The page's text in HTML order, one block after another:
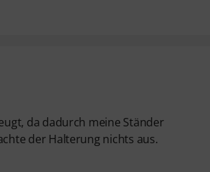
da dadurch meine Ständer
der Halterung nichts aus.